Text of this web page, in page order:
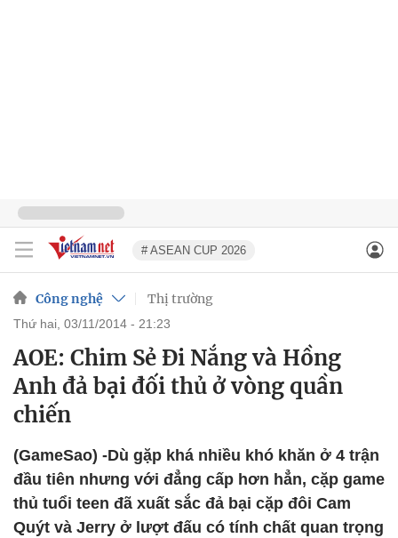
# ASEAN CUP 2026
Công nghệ Thị trường
thứ hai, 03/11/2014 - 21:23
AOE: Chim Sẻ Đi Nắng và Hồng
Anh đả bại đối thủ ở vòng quần
chiến
(GameSao) -Dù gặp khá nhiều khó khăn ở 4 trận
đầu tiên nhưng với đẳng cấp hơn hẳn, cặp game
thủ tuổi teen đã xuất sắc đả bại cặp đôi Cam
Quýt và Jerry ở lượt đấu có tính chất quan trọng